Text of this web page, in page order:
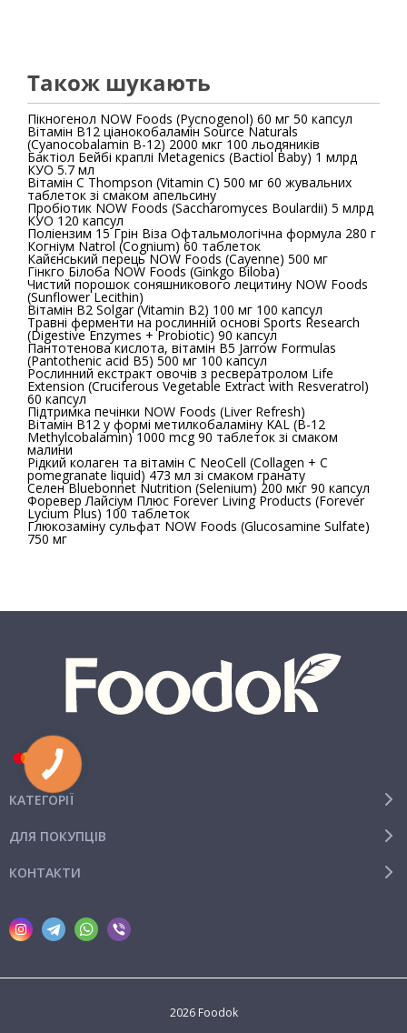
Також шукають
Пікногенол NOW Foods (Pycnogenol) 60 мг 50 капсул
Вітамін B12 ціанокобаламін Source Naturals
(Cyanocobalamin B-12) 2000 мкг 100 льодяників
Бактіол Бейбі краплі Metagenics (Bactiol Baby) 1 млрд
КУО 5.7 мл
Вітамін С Thompson (Vitamin C) 500 мг 60 жувальних
таблеток зі смаком апельсину
Пробіотик NOW Foods (Saccharomyces Boulardii) 5 млрд
КУО 120 капсул
Поліензим 15 Грін Віза Офтальмологічна формула 280 г
Когніум Natrol (Cognium) 60 таблеток
Кайєнський перець NOW Foods (Cayenne) 500 мг
Гінкго Білоба NOW Foods (Ginkgo Biloba)
Чистий порошок соняшникового лецитину NOW Foods
(Sunflower Lecithin)
Вітамін B2 Solgar (Vitamin B2) 100 мг 100 капсул
Травні ферменти на рослинній основі Sports Research
(Digestive Enzymes + Probiotic) 90 капсул
Пантотенова кислота, вітамін В5 Jarrow Formulas
(Pantothenic acid B5) 500 мг 100 капсул
Рослинний екстракт овочів з ресвератролом Life
Extension (Cruciferous Vegetable Extract with Resveratrol)
60 капсул
Підтримка печінки NOW Foods (Liver Refresh)
Вітамін B12 у формі метилкобаламіну KAL (B-12
Methylcobalamin) 1000 mcg 90 таблеток зі смаком
малини
Рідкий колаген та вітамін C NeoCell (Collagen + C
pomegranate liquid) 473 мл зі смаком гранату
Селен Bluebonnet Nutrition (Selenium) 200 мкг 90 капсул
Форевер Лайсіум Плюс Forever Living Products (Forever
Lycium Plus) 100 таблеток
Глюкозаміну сульфат NOW Foods (Glucosamine Sulfate)
750 мг
КАТЕГОРІЇ
ДЛЯ ПОКУПЦІВ
КОНТАКТИ
2026 Foodok